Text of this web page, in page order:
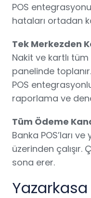
POS
hataları ortadan
Tek Merkezden
Nakit ve kartlı tüm
panelinde
POS
raporlama ve
Tüm Ödeme
Banka POS’ları
üzerinden çalışır.
sona erer.